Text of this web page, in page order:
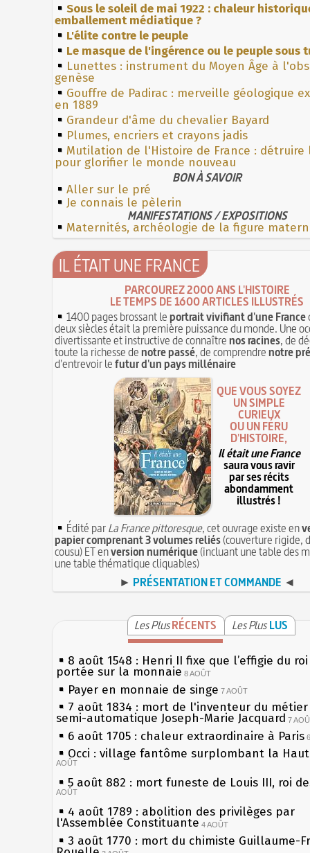
Sous le soleil de mai 1922 : chaleur
emballement médiatique ?
L'élite contre le peuple
Le masque de l'ingérence ou le peuple sous
Lunettes : instrument du Moyen Âge à
genèse
Gouffre de Padirac : merveille géologique
en 1889
Grandeur d'âme du chevalier Bayard
Plumes, encriers et crayons jadis
Mutilation de l'Histoire de France : détruire
pour glorifier le monde nouveau
BON À SAVOIR
Aller sur le pré
Je connais le pèlerin
MANIFESTATIONS / EXPOSITIONS
Maternités, archéologie de la figure
IL ÉTAIT UNE FRANCE
PARCOUREZ 2000 ANS L'HISTOIRE
LE TEMPS DE 1600 ARTICLES ILLUSTRÉS
1400 pages brossant leportrait vivifiant d'une France
deux siècles était la première puissance du monde. Une
divertissante et instructive de connaîtrenos racines, de
toute la richesse denotre passé, de comprendrenotre
d'entrevoir lefutur d'un pays millénaire
QUE VOUS SOYEZ
UN SIMPLE
CURIEUX
OU UN FÉRU
D'HISTOIRE,
Il était une France
saura vous ravir
par ses récits
abondamment
illustrés !
Édité parLa France pittoresque, cet ouvrage existe en
papier comprenant 3 volumes reliés(couverture rigide,
cousu) ET enversion numérique(incluant une table des
une table thématique cliquables)
► PRÉSENTATION ET COMMANDE ◄
Les PlusRÉCENTS Les Plus LUS
8 août 1548 : Henri II fixe que l’effigie du
portée sur la monnaie 8 AOÛT
Payer en monnaie de singe 7 AOÛT
7 août 1834 : mort de l'inventeur du
semi-automatique Joseph-Marie Jacquard 7
6 août 1705 : chaleur extraordinaire à Paris
Occi : village fantôme surplombant la
AOÛT
5 août 882 : mort funeste de Louis III, roi
AOÛT
4 août 1789 : abolition des privilèges par
l'Assemblée Constituante 4 AOÛT
3 août 1770 : mort du chimiste Guillaume-